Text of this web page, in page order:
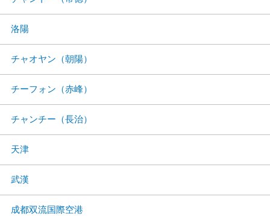
洛陽
チャオヤン（朝陽）
チーフォン（赤峰）
チャンチー（長治）
天津
武漢
成都双流国際空港